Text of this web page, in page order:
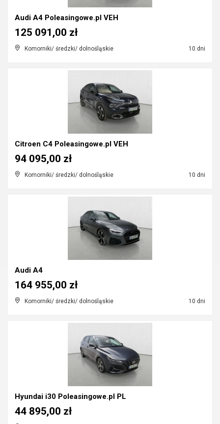
Audi A4 Poleasingowe.pl VEH
Komorniki/ średzki/ dolnośląskie 10 dni
125 091,00 zł
Citroen C4 Poleasingowe.pl VEH
Komorniki/ średzki/ dolnośląskie 10 dni
94 095,00 zł
Audi A4
Komorniki/ średzki/ dolnośląskie 10 dni
164 955,00 zł
Hyundai i30 Poleasingowe.pl PL
44 895,00 zł